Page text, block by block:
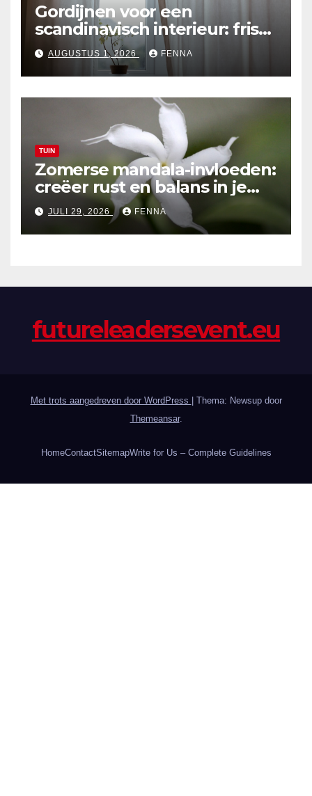
Gordijnen voor een
scandinavisch interieur: frisse
en lichte ontwerpen
AUGUSTUS 1, 2026 FENNA
TUIN
Zomerse mandala-invloeden:
creëer rust en balans in je
tuinontwerp
JULI 29, 2026 FENNA
futureleadersevent.eu
Met trots aangedreven door WordPress
Thema: Newsup door
Themeansar.
HomeContactSitemapWrite for Us – Complete Guidelines